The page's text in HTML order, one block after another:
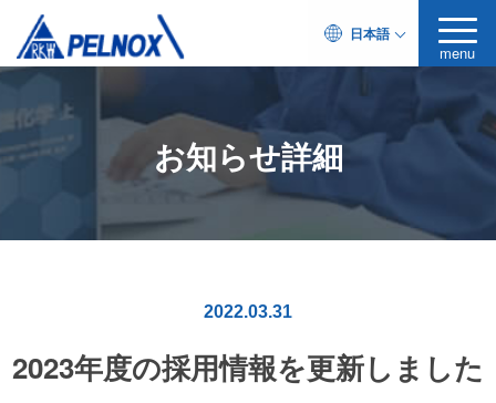
日本語
menu
お知らせ詳細
2022.03.31
2023年度の採用情報を更新しました